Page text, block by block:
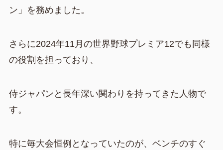
ン」を務めました。
さらに2024年11月の世界野球プレミア12でも同様
の役割を担っており、
侍ジャパンと長年深い関わりを持ってきた人物で
す。
特に毎大会恒例となっていたのが、ベンチのすぐ